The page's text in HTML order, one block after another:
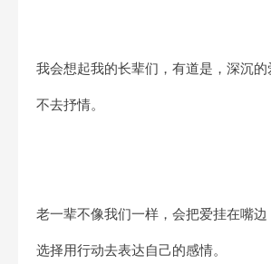
我会想起我的长辈们，有道是，深沉
不去抒情。
老一辈不像我们一样，会把爱挂在嘴
选择用行动去表达自己的感情。